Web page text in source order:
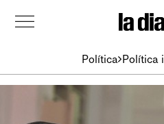
Política Política